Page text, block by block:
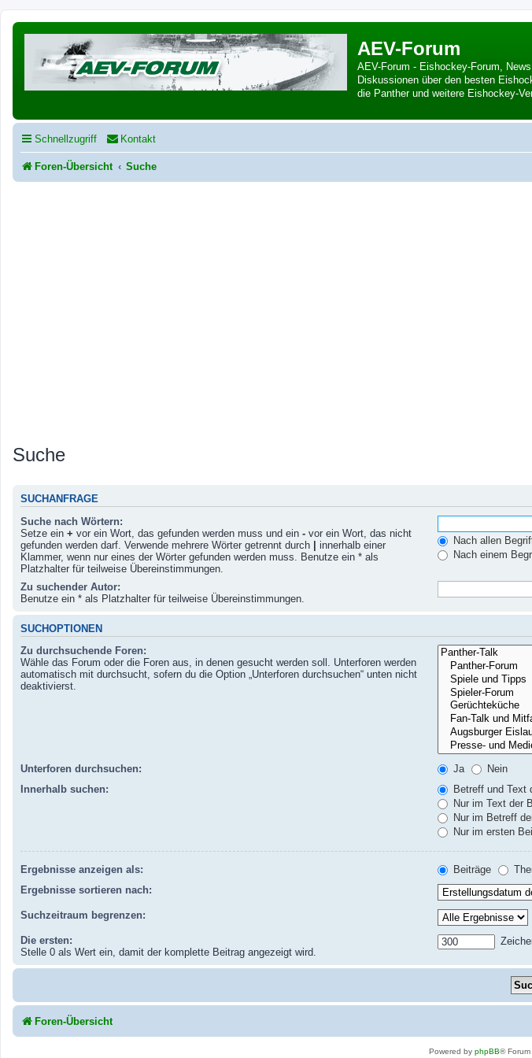
AEV-Forum
AEV-Forum - Eishockey-Forum,
Diskussionen über den besten
die Panther und weitere Eishockey-
Schnellzugriff Kontakt
Foren-Übersicht Suche
Suche
SUCHANFRAGE
Suche nach Wörtern:
Setze ein + vor ein Wort, das gefunden werden muss und ein - vor ein Wort, das nicht
gefunden werden darf. Verwende mehrere Wörter getrennt durch | innerhalb einer
Klammer, wenn nur eines der Wörter gefunden werden muss. Benutze ein * als
Platzhalter für teilweise Übereinstimmungen.
Nach allen
Nach einem
Zu suchender Autor:
Benutze ein * als Platzhalter für teilweise Übereinstimmungen.
SUCHOPTIONEN
Zu durchsuchende Foren:
Wähle das Forum oder die Foren aus, in denen gesucht werden soll. Unterforen werden
automatisch mit durchsucht, sofern du die Option „Unterforen durchsuchen“ unten nicht
deaktivierst.
Unterforen durchsuchen: Ja
Nein
Innerhalb suchen:
Betreff und Text
Nur im Text der
Nur im Betreff
Nur im ersten
Ergebnisse anzeigen als: Beiträge
Ergebnisse sortieren nach:
Suchzeitraum begrenzen:
Die ersten:
Stelle 0 als Wert ein, damit der komplette Beitrag angezeigt wird.
Foren-Übersicht
Powered by phpBB®